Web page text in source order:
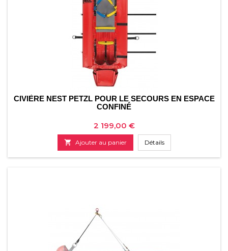
CIVIÈRE NEST PETZL POUR LE SECOURS EN ESPACE
CONFINÉ
Prix
2 199,00 €
 Ajouter au panier Détails